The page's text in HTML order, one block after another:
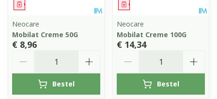
Geneesmiddel
Neocare
Mobilat Creme 50G
€ 8,96
Bestel
Geneesmiddel
Neocare
Mobilat Creme 100G
€ 14,34
Bestel